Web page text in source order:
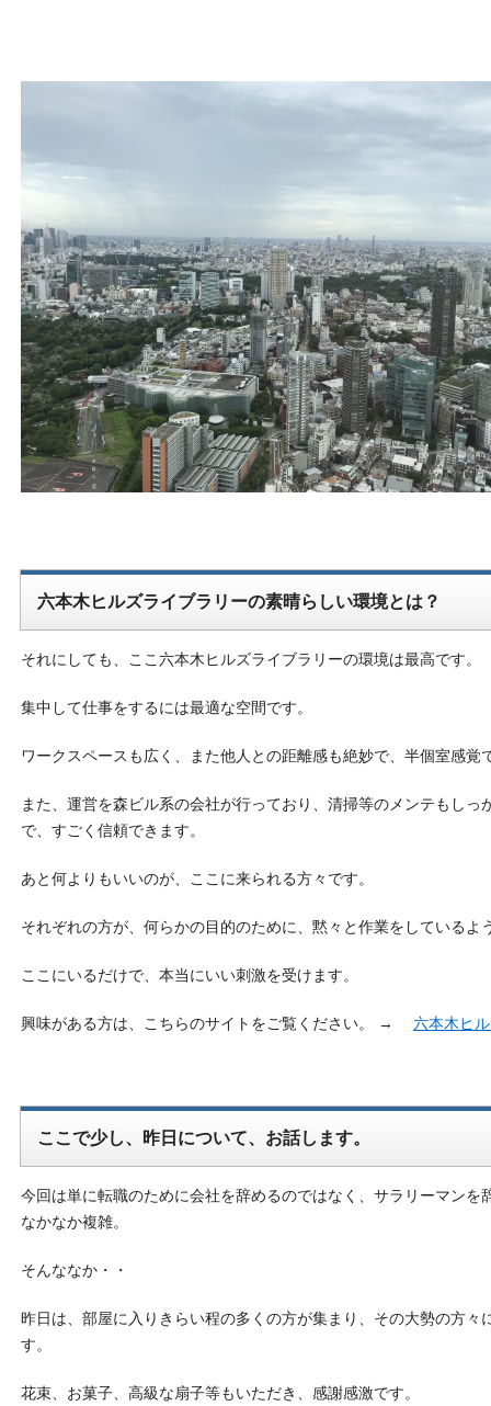
六本木ヒルズライブラリーの素晴らしい環境とは？
それにしても、ここ六本木ヒルズライブラリーの環境は最高です。
集中して仕事をするには最適な空間です。
ワークスペースも広く、また他人との距離感も絶妙で、半個室感覚
また、運営を森ビル系の会社が行っており、清掃等のメンテもしっ
で、すごく信頼できます。
あと何よりもいいのが、ここに来られる方々です。
それぞれの方が、何らかの目的のために、黙々と作業をしているよ
ここにいるだけで、本当にいい刺激を受けます。
興味がある方は、こちらのサイトをご覧ください。 → 六本木ヒ
ここで少し、昨日について、お話します。
今回は単に転職のために会社を辞めるのではなく、サラリーマンを
なかなか複雑。
そんななか・・
昨日は、部屋に入りきらい程の多くの方が集まり、その大勢の方々
す。
花束、お菓子、高級な扇子等もいただき、感謝感激です。